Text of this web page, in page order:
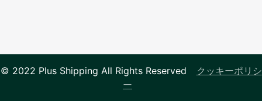
© 2022 Plus Shipping All Rights Reserved
クッキーポリシ
ー